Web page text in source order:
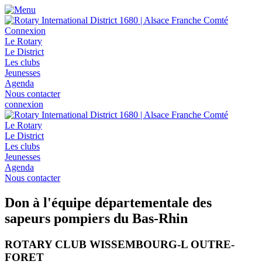
Connexion
Le Rotary
Le District
Les clubs
Jeunesses
Agenda
Nous contacter
connexion
Le Rotary
Le District
Les clubs
Jeunesses
Agenda
Nous contacter
Don à l'équipe départementale des
sapeurs pompiers du Bas-Rhin
ROTARY CLUB WISSEMBOURG-L OUTRE-
FORET